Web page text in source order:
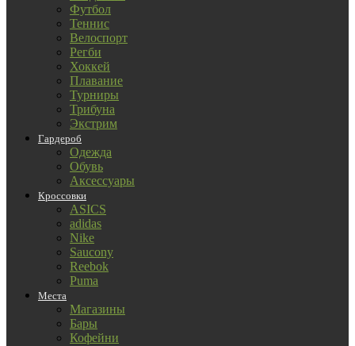
Футбол
Теннис
Велоспорт
Регби
Хоккей
Плавание
Турниры
Трибуна
Экстрим
Гардероб
Одежда
Обувь
Аксессуары
Кроссовки
ASICS
adidas
Nike
Saucony
Reebok
Puma
Места
Магазины
Бары
Кофейни